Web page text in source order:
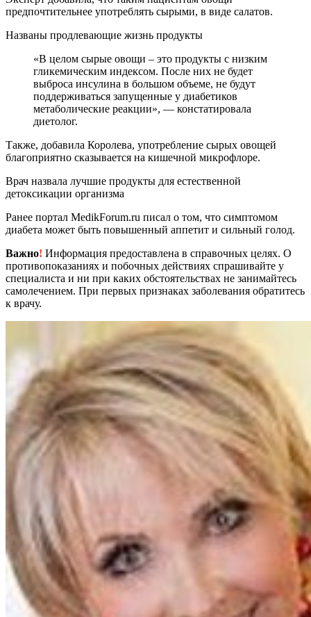
предпочтительнее употреблять сырыми, в виде салатов.
Названы продлевающие жизнь продукты
«В целом сырые овощи – это продукты с низким
гликемическим индексом. После них не будет
выброса инсулина в большом объеме, не будут
поддерживаться запущенные у диабетиков
метаболические реакции», — констатировала
диетолог.
Также, добавила Королева, употребление сырых овощей
благоприятно сказывается на кишечной микрофлоре.
Врач назвала лучшие продукты для естественной
детоксикации организма
Ранее портал MedikForum.ru писал о том, что симптомом
диабета может быть повышенный аппетит и сильный голод.
Важно! Информация предоставлена в справочных целях. О
противопоказаниях и побочных действиях спрашивайте у
специалиста и ни при каких обстоятельствах не занимайтесь
самолечением. При первых признаках заболевания обратитесь
к врачу.